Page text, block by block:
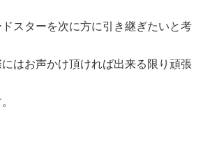
スターを次に方に引き継ぎたいと考
はお声かけ頂ければ出来る限り頑張